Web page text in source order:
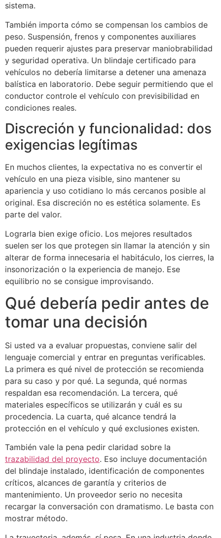
sistema.
También importa cómo se compensan los cambios de
peso. Suspensión, frenos y componentes auxiliares
pueden requerir ajustes para preservar maniobrabilidad
y seguridad operativa. Un blindaje certificado para
vehículos no debería limitarse a detener una amenaza
balística en laboratorio. Debe seguir permitiendo que el
conductor controle el vehículo con previsibilidad en
condiciones reales.
Discreción y funcionalidad: dos
exigencias legítimas
En muchos clientes, la expectativa no es convertir el
vehículo en una pieza visible, sino mantener su
apariencia y uso cotidiano lo más cercanos posible al
original. Esa discreción no es estética solamente. Es
parte del valor.
Lograrla bien exige oficio. Los mejores resultados
suelen ser los que protegen sin llamar la atención y sin
alterar de forma innecesaria el habitáculo, los cierres, la
insonorización o la experiencia de manejo. Ese
equilibrio no se consigue improvisando.
Qué debería pedir antes de
tomar una decisión
Si usted va a evaluar propuestas, conviene salir del
lenguaje comercial y entrar en preguntas verificables.
La primera es qué nivel de protección se recomienda
para su caso y por qué. La segunda, qué normas
respaldan esa recomendación. La tercera, qué
materiales específicos se utilizarán y cuál es su
procedencia. La cuarta, qué alcance tendrá la
protección en el vehículo y qué exclusiones existen.
También vale la pena pedir claridad sobre la
trazabilidad del proyecto. Eso incluye documentación
del blindaje instalado, identificación de componentes
críticos, alcances de garantía y criterios de
mantenimiento. Un proveedor serio no necesita
recargar la conversación con dramatismo. Le basta con
mostrar método.